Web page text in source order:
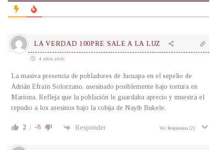
LA VERDAD 100PRE SALE A LA LUZ
4 años atrás
La masiva presencia de pobladores de Jucuapa en el sepelio de
Adrián Efraín Solorzano, asesinado posiblemente bajo tortura en
Mariona. Refleja que la población le guardaba aprecio y muestra el
repudio a los asesinos bajo la cobija de Nayib Bukele.
2 -8 Responder Ver Respuestas (2)